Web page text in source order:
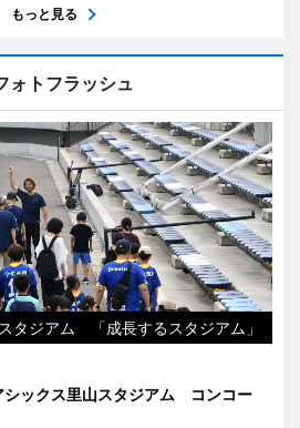
もっと見る
ォトフラッシュ
タジアム 「成長するスタジアム」
シックス里山スタジアム コンコー